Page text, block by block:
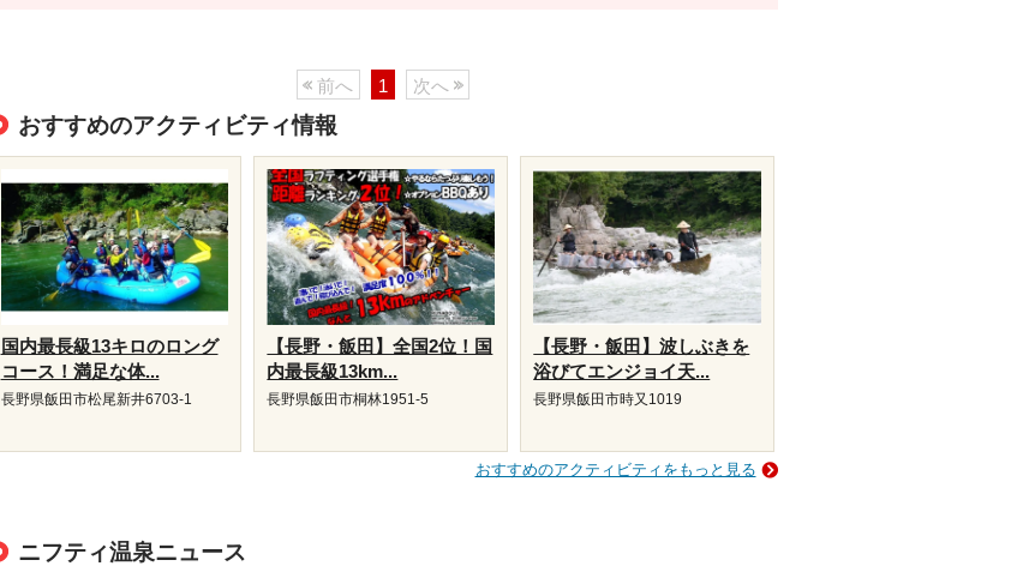
前へ 1 次へ
おすすめのアクティビティ情報
国内最長級13キロのロング
コース！満足な体...
長野県飯田市松尾新井6703-1
【長野・飯田】全国2位！国
内最長級13km...
長野県飯田市桐林1951-5
【長野・飯田】波しぶきを
浴びてエンジョイ天...
長野県飯田市時又1019
おすすめのアクティビティをもっと見る
ニフティ温泉ニュース